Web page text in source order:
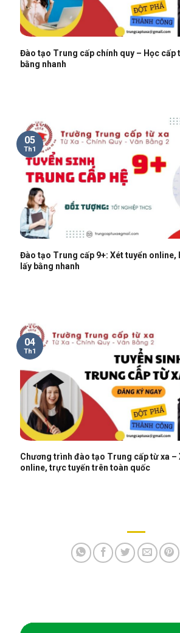
Đào tạo Trung cấp chính quy – Học cấp
bằng nhanh
Đào tạo Trung cấp 9+: Xét tuyển online,
lấy bằng nhanh
05
Th1
Chương trình đào tạo Trung cấp từ xa –
online, trực tuyến trên toàn quốc
04
Th1